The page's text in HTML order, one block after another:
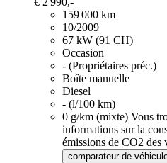
159 000 km
10/2009
67 kW (91 CH)
Occasion
- (Propriétaires préc.)
Boîte manuelle
Diesel
- (l/100 km)
0 g/km (mixte) Vous
informations sur la
émissions de CO2 des
comparateur de